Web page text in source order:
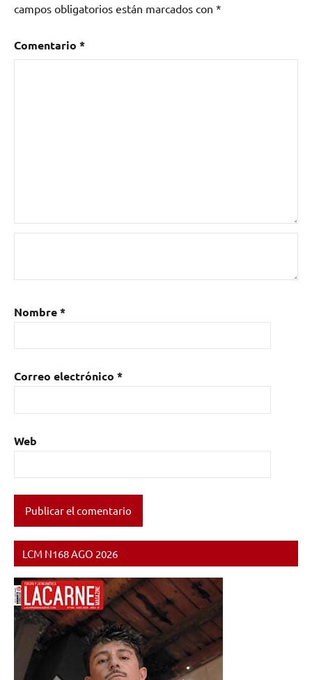
grupo,
de
contenidos,
campos obligatorios están marcados con *
Comentario *
Nombre*
Correo electrónico *
Web
LCM N168 AGO 2026